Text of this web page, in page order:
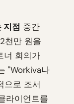
지점 중간
천만 원을
너 회의가
"Workiva나
으로 조서
라이언트를